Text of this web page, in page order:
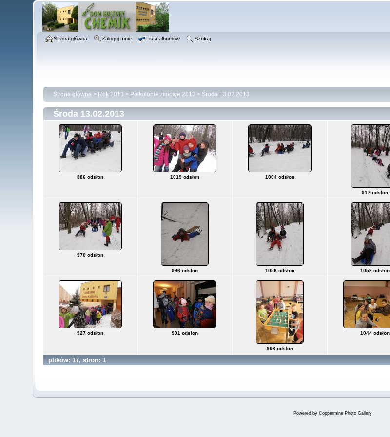
Strona główna Zaloguj mnie Lista albumów Szukaj
Strona główna> Rok 2013 > Półkolonie zimowe 2013 > Środa 13.02.2013
Środa 13.02.2013
886 odsłon 1019 odsłon 1004 odsłon
917 odsłon
970 odsłon
996 odsłon 1056 odsłon 1059 odsłon
927 odsłon 991 odsłon
993 odsłon
1044 odsłon
plików: 17, stron: 1
Powered by Coppermine Photo Gallery